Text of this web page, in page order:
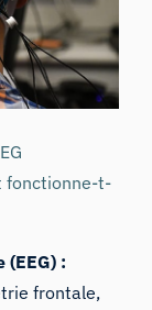
fonctionne-t-
:
frontale,